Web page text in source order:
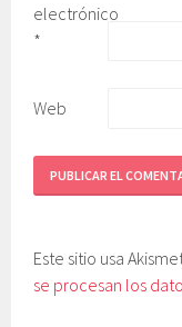
electrónico
*
Web
Este sitio usa
se procesan los